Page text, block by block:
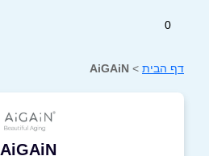
0
דף הבית >
AiGAiN
AiGAiN